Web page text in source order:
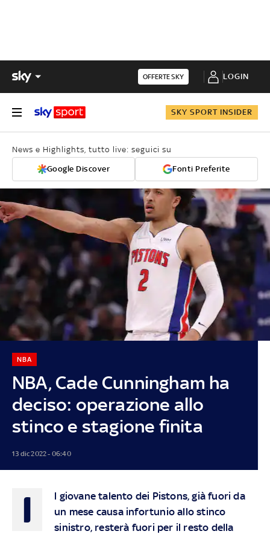
OFFERTE SKY LOGIN
SKY SPORT INSIDER
News e Highlights, tutto live: seguici su
Google Discover Fonti Preferite
NBA, Cade Cunningham ha
deciso: operazione allo
stinco e stagione finita
NBA
13 dic 2022 - 06:40
I
l giovane talento dei Pistons, già fuori da
un mese causa infortunio allo stinco
sinistro, resterà fuori per il resto della